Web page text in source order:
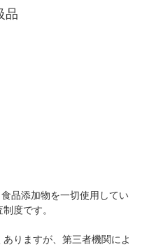
品
品添加物を一切使用してい
度です。
りますが、第三者機関によ